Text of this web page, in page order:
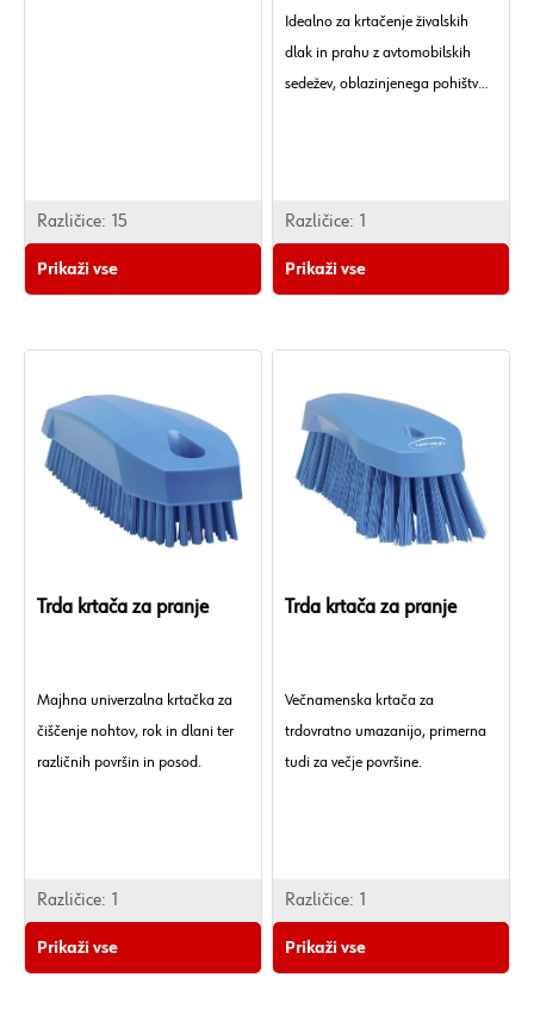
Različice: 15
Prikaži vse
Idealno za krtačenje živalskih
dlak in prahu z avtomobilskih
sedežev, oblazinjenega pohištva,
Različice: 1
Prikaži vse
Trda krtača za pranje
Majhna univerzalna krtačka za
čiščenje nohtov, rok in dlani ter
različnih površin in posod.
Različice: 1
Prikaži vse
Trda krtača za pranje
Večnamenska krtača za
trdovratno umazanijo, primerna
tudi za večje površine.
Različice: 1
Prikaži vse